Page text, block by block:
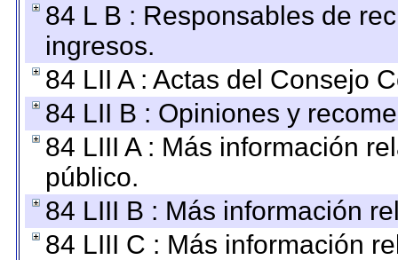
84 L B : Responsables de
ingresos.
84 LII A : Actas del Consejo
84 LII B : Opiniones y
84 LIII A : Más información
público.
84 LIII B : Más información
84 LIII C : Más información